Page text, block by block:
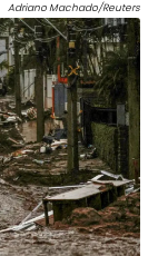
Adriano Machado/Reuters